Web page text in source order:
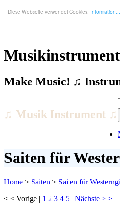
Diese Webseite verwendet Cookies. Information...
Make Music! ♫
♫ Musik Instrument ♫
Saiten für
Home > Saiten > Saiten für
< < Vorige | 1 2 3 4 5 | Nächste > >